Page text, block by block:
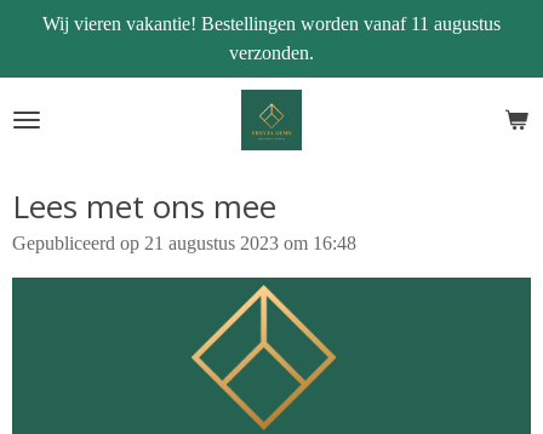
naar
de
Wij vieren vakantie! Bestellingen worden vanaf 11 augustus
verzonden.
Lees met ons mee
Gepubliceerd op 21 augustus 2023 om 16:48